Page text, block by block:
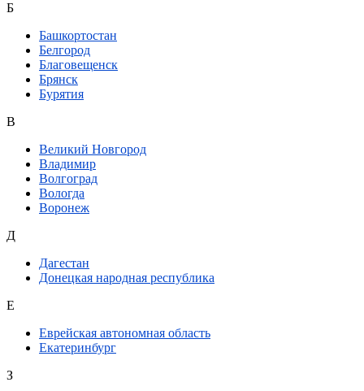
Б
Башкортостан
Белгород
Благовещенск
Брянск
Бурятия
В
Великий Новгород
Владимир
Волгоград
Вологда
Воронеж
Д
Дагестан
Донецкая народная республика
Е
Еврейская автономная область
Екатеринбург
З